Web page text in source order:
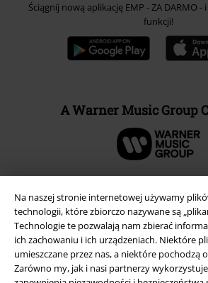
Na naszej stronie internetowej używamy
technologii, które zbiorczo nazywane są
Technologie te pozwalają nam zbierać
ich zachowaniu i ich urządzeniach. Niektóre
umieszczane przez nas, a niektóre pochodzą
Zarówno my, jak i nasi partnerzy
Ściągnij nową aplikację EMP - ZA DARMO
funkcji!
A Warner Music Group